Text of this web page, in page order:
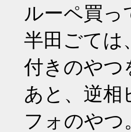
ルーペ買っ
半田ごては
付きのやつ
あと、逆相
フォのやつ